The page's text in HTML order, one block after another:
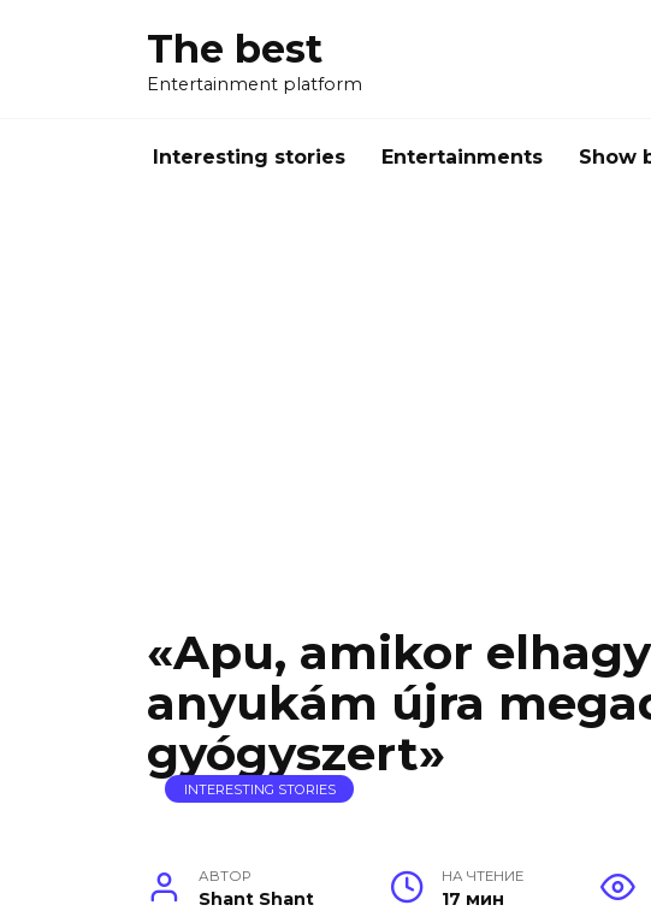
The best
Entertainment platform
Interesting stories Entertainments Show
«Apu, amikor
anyukám újra
gyógyszert»
INTERESTING STORIES
АВТОР
Shant Shant
НА ЧТЕНИЕ
17 мин